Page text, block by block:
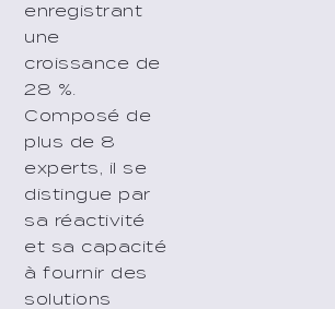
enregistrant
une
croissance de
28 %.
Composé de
plus de 8
experts, il se
distingue par
sa réactivité
et sa capacité
à fournir des
solutions